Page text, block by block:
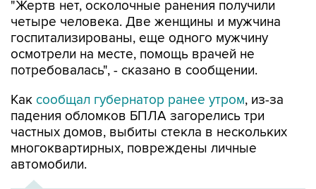
госпитализированы, еще одного мужчину
осмотрели на месте, помощь врачей не
потребовалась", - сказано в сообщении.
Каксообщал губернатор ранее утром, из-за
частных домов, выбиты стекла в нескольких
многоквартирных, повреждены личные
автомобили.
ХРОНИКА